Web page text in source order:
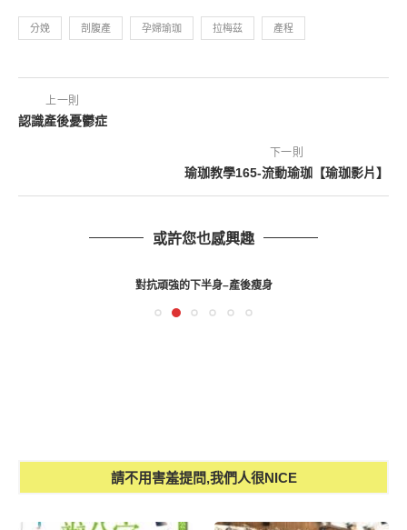
分娩 剖腹產 孕婦瑜珈 拉梅茲 產程
上一則
認識產後憂鬱症
下一則
瑜珈教學165-流動瑜珈【瑜珈影片】
或許您也感興趣
對抗頑強的下半身–產後瘦身
請不用害羞提問,我們人很NICE